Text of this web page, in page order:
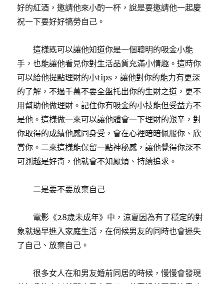
好的紅酒，邀請他來小酌一杯，說是要邀請他一起慶
祝一下要好好犒勞自己。
這樣既可以讓他知道你是一個聰明的吸金小能
手，也能讓他看見你對生活品質充滿小情趣。這時你
可以給他提點理財的小tips，讓他對你的能力有更深
的了解，不過千萬不要全盤托出你的生財之道，更不
用幫助他做理財。記住你有吸金的小技能但受益方不
是他。這樣做一來可以讓他體會一下理財的艱辛，對
你取得的成績他感同身受，會在心裡暗暗佩服你、欣
賞你。二來這樣能保留一點神秘感，讓他覺得你深不
可測越是好奇，他就會不知厭煩、持續追求。
二是要不要放棄自己
電影《28歲未成年》中，涼夏因為有了穩定的對
象就過早進入家庭生活，在伺候男友的同時也會迷失
了自己、放棄自己。
很多女人在和男友婚前同居的時候，慢慢會發現